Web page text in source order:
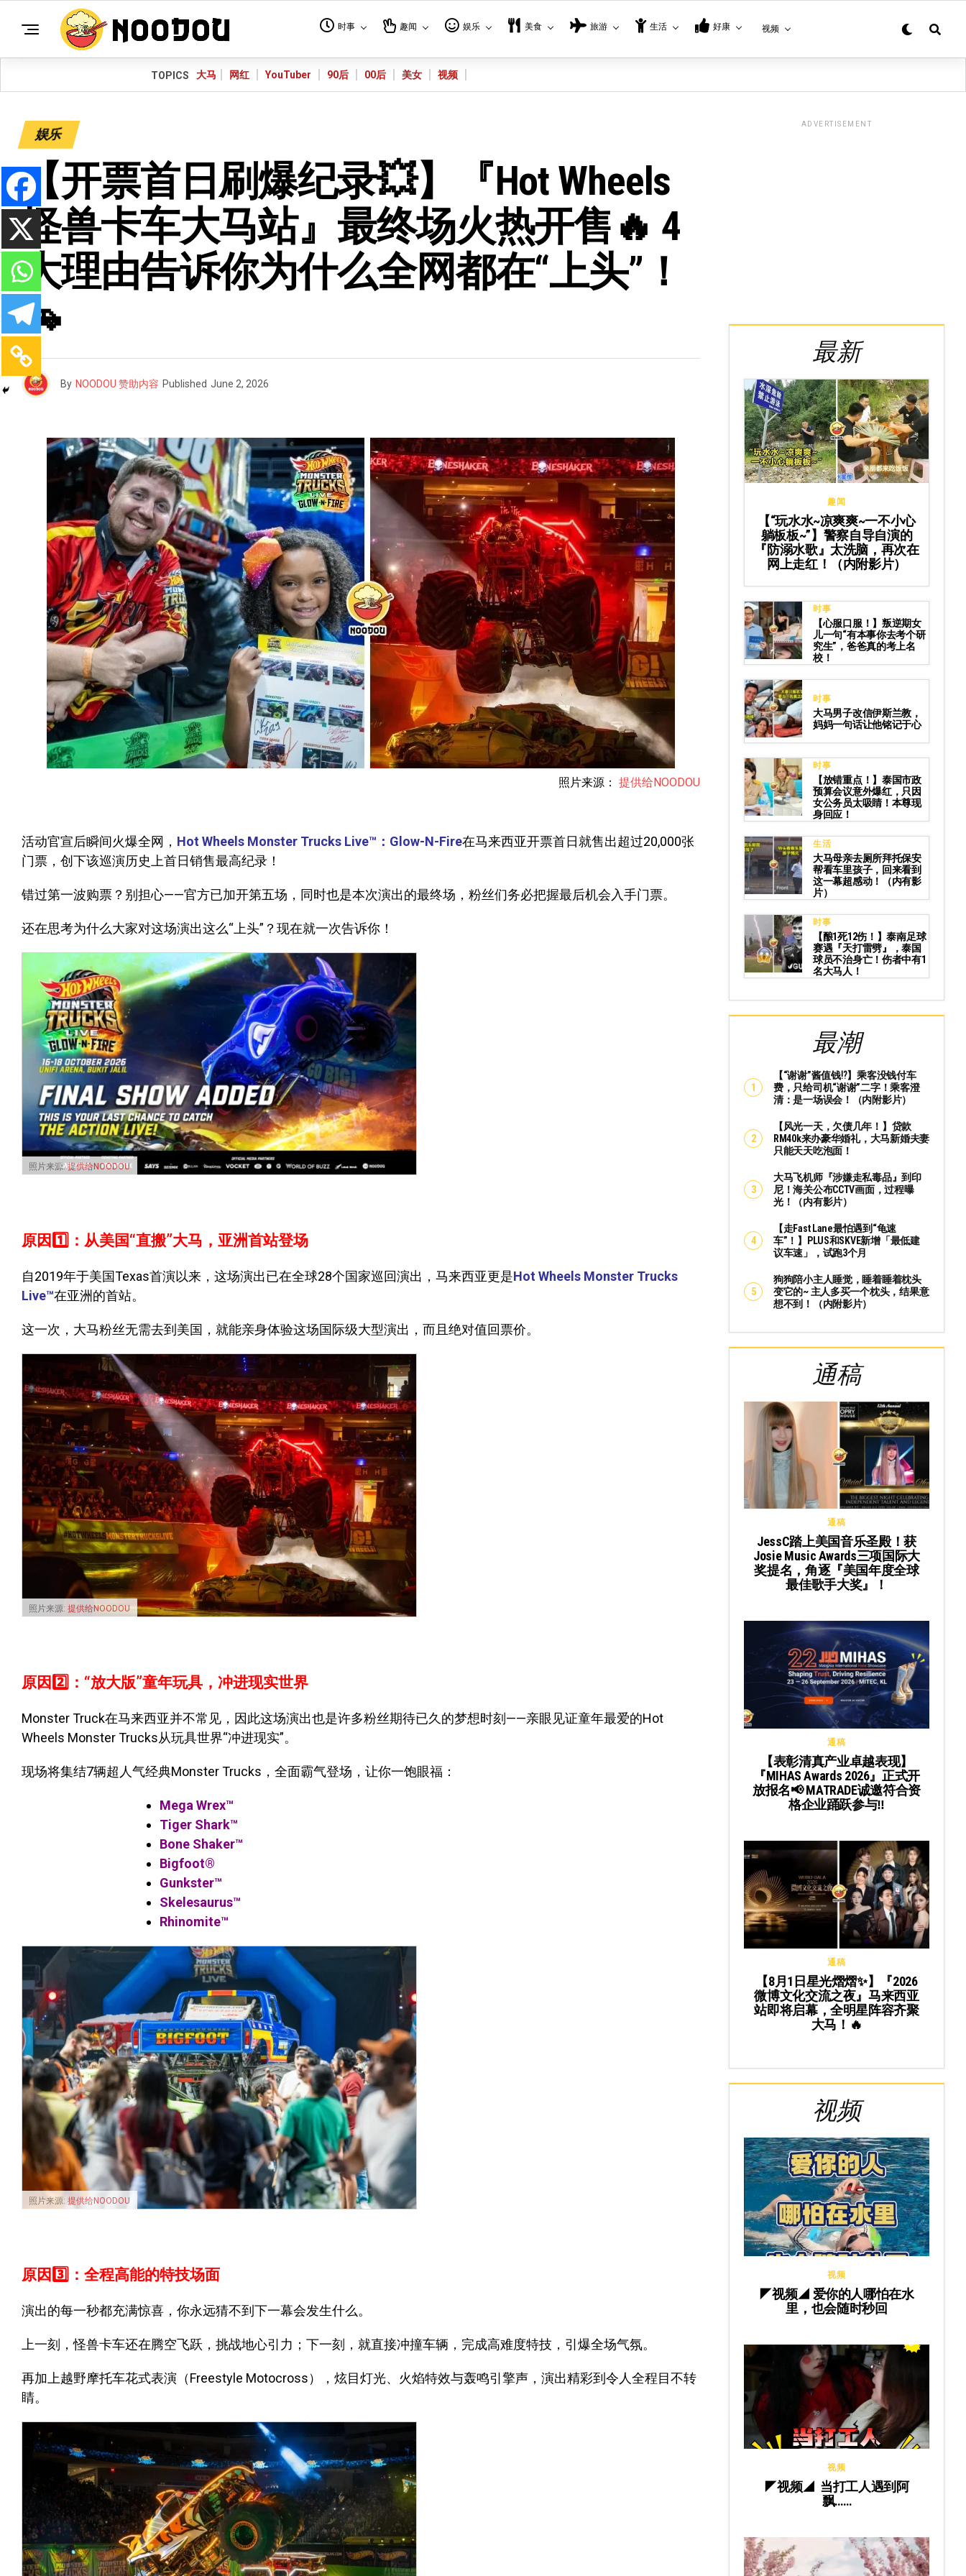
时事 趣闻 娱乐 美食 旅游 生活 好康 视频
TOPICS 大马 网红 YouTuber 90后 00后 美女 视频
娱乐
【开票首日刷爆纪录💥】『Hot Wheels
怪兽卡车大马站』最终场火热开售🔥 4
大理由告诉你为什么全网都在“上头”！
🚗
By NOODOU 赞助内容 Published June 2, 2026
照片来源： 提供给NOODOU
活动官宣后瞬间火爆全网， Hot Wheels Monster Trucks Live™：Glow-N-Fire在马来西亚开票首日就售出超过20,000张
门票，创下该巡演历史上首日销售最高纪录！
错过第一波购票？别担心——官方已加开第五场，同时也是本次演出的最终场，粉丝们务必把握最后机会入手门票。
还在思考为什么大家对这场演出这么“上头”？现在就一次告诉你！
照片来源:提供给NOODOU
原因1️⃣：从美国“直搬”大马，亚洲首站登场
自2019年于美国Texas首演以来，这场演出已在全球28个国家巡回演出，马来西亚更是Hot Wheels Monster Trucks
Live™在亚洲的首站。
这一次，大马粉丝无需去到美国，就能亲身体验这场国际级大型演出，而且绝对值回票价。
照片来源: 提供给NOODOU
原因2️⃣：“放大版”童年玩具，冲进现实世界
Monster Truck在马来西亚并不常见，因此这场演出也是许多粉丝期待已久的梦想时刻——亲眼见证童年最爱的Hot
Wheels Monster Trucks从玩具世界“冲进现实”。
现场将集结7辆超人气经典Monster Trucks，全面霸气登场，让你一饱眼福：
Mega Wrex™
Tiger Shark™
Bone Shaker™
Bigfoot®
Gunkster™
Skelesaurus™
Rhinomite™
照片来源: 提供给NOODOU
原因3️⃣：全程高能的特技场面
演出的每一秒都充满惊喜，你永远猜不到下一幕会发生什么。
上一刻，怪兽卡车还在腾空飞跃，挑战地心引力；下一刻，就直接冲撞车辆，完成高难度特技，引爆全场气氛。
再加上越野摩托车花式表演（Freestyle Motocross），炫目灯光、火焰特效与轰鸣引擎声，演出精彩到令人全程目不转
睛。
ADVERTISEMENT
最新
趣闻
【“玩水水~凉爽爽~一不小心
躺板板~”】警察自导自演的
『防溺水歌』太洗脑，再次在
网上走红！（内附影片）
时事
【心服口服！】叛逆期女
儿一句“有本事你去考个研
究生”，爸爸真的考上名
校！
时事
大马男子改信伊斯兰教，
妈妈一句话让他铭记于心
时事
【放错重点！】泰国市政
预算会议意外爆红，只因
女公务员太吸睛！本尊现
身回应！
生活
大马母亲去厕所拜托保安
帮看车里孩子，回来看到
这一幕超感动！（内有影
片）
时事
【酿1死12伤！】泰南足球
赛遇『天打雷劈』，泰国
球员不治身亡！伤者中有1
名大马人！
最潮
【“谢谢”酱值钱⁉️】乘客没钱付车
费，只给司机“谢谢”二字！乘客澄
清：是一场误会！（内附影片）
【风光一天，欠债几年！】贷款
RM40k来办豪华婚礼，大马新婚夫妻
只能天天吃泡面！
大马飞机师『涉嫌走私毒品』到印
尼！海关公布CCTV画面，过程曝
光！（内有影片）
【走Fast Lane最怕遇到“龟速
车”！】PLUS和SKVE新增「最低建
议车速」，试跑3个月
狗狗陪小主人睡觉，睡着睡着枕头
变它的~ 主人多买一个枕头，结果意
想不到！（内附影片）
通稿
通稿
JessC踏上美国音乐圣殿！获
Josie Music Awards三项国际大
奖提名，角逐『美国年度全球
最佳歌手大奖』！
通稿
【表彰清真产业卓越表现】
『MIHAS Awards 2026』正式开
放报名📢 MATRADE诚邀符合资
格企业踊跃参与‼️
通稿
【8月1日星光熠熠✨】『2026
微博文化交流之夜』马来西亚
站即将启幕，全明星阵容齐聚
大马！🔥
视频
视频
◤视频◢ 爱你的人哪怕在水
里，也会随时秒回
视频
◤视频◢ 当打工人遇到阿
飘……